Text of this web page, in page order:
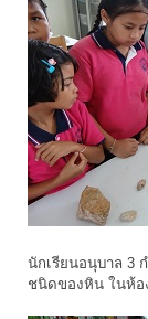
นักเรียนอนุบาล 3
ชนิดของหิน ในห้อ